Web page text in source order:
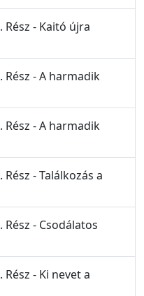
Rész - Kaitó újra
Rész - A harmadik
Rész - A harmadik
- Találkozás a
Rész - Csodálatos
Rész - Ki nevet a